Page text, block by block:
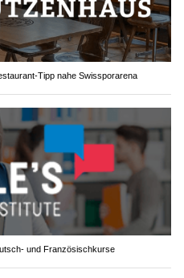
Tipp nahe Swissporarena
und Französischkurse